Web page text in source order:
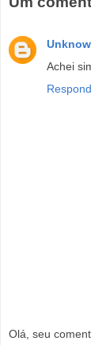
Achei
Olá, seu